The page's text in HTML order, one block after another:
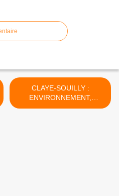
CLAYE-SOUILLY :
ENVIRONNEMENT,
CARTON ROUGE >